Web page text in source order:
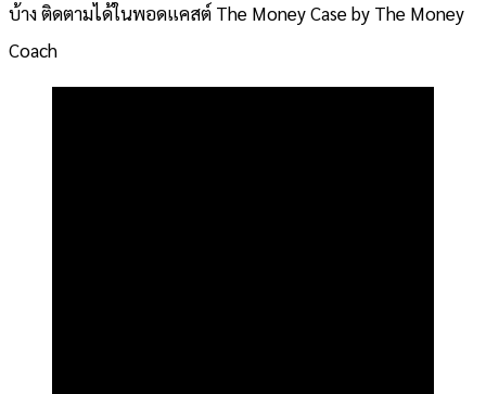
บ้าง ติดตามได้ในพอดแคสต์ The Money Case by The Money
Coach